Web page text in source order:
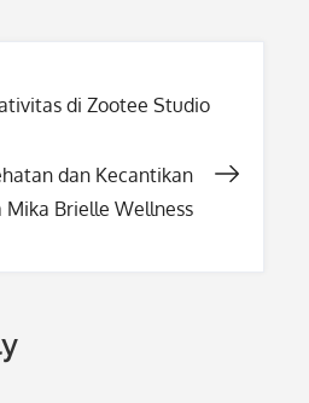
di Zootee Studio
dan Kecantikan
Mika Brielle Wellness